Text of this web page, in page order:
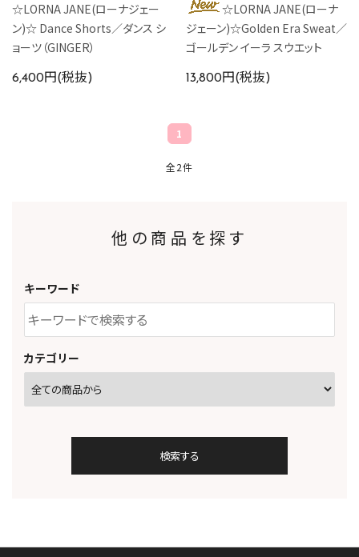
☆LORNA JANE(ローナジェー
ン)☆ Dance Shorts／ダンス シ
ョーツ（GINGER）
6,400円(税抜)
☆LORNA JANE(ローナ
ジェーン)☆Golden Era Sweat／
ゴールデン イーラ スウエット
13,800円(税抜)
1
全2件
他の商品を探す
キーワード
カテゴリー
検索する